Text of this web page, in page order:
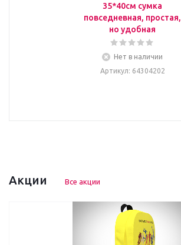
35*40см сумка
повседневная, простая,
но удобная
Нет в наличии
Артикул: 64304202
Акции Все акции